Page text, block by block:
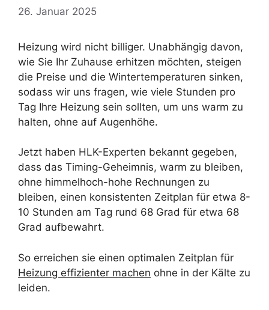
26. Januar 2025
Heizung wird nicht billiger. Unabhängig davon,
wie Sie Ihr Zuhause erhitzen möchten, steigen
die Preise und die Wintertemperaturen sinken,
sodass wir uns fragen, wie viele Stunden pro
Tag Ihre Heizung sein sollten, um uns warm zu
halten, ohne auf Augenhöhe.
Jetzt haben HLK-Experten bekannt gegeben,
dass das Timing-Geheimnis, warm zu bleiben,
ohne himmelhoch-hohe Rechnungen zu
bleiben, einen konsistenten Zeitplan für etwa 8-
10 Stunden am Tag rund 68 Grad für etwa 68
Grad aufbewahrt.
So erreichen sie einen optimalen Zeitplan für
Heizung effizienter machen ohne in der Kälte zu
leiden.